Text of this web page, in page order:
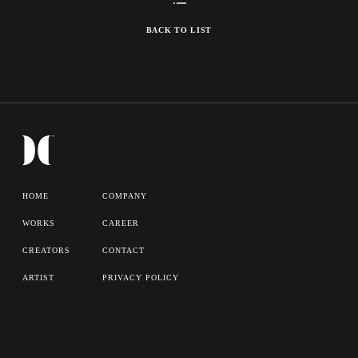
BACK TO LIST
HOME
WORKS
CREATORS
ARTIST
COMPANY
CAREER
CONTACT
PRIVACY POLICY